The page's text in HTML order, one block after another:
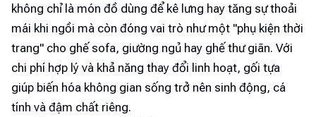
không chỉ là món đồ dùng để kê lưng hay tăng sự thoải
mái khi ngồi mà còn đóng vai trò như một "phụ kiện thời
trang" cho ghế sofa, giường ngủ hay ghế thư giãn. Với
chi phí hợp lý và khả năng thay đổi linh hoạt, gối tựa
giúp biến hóa không gian sống trở nên sinh động, cá
tính và đậm chất riêng.